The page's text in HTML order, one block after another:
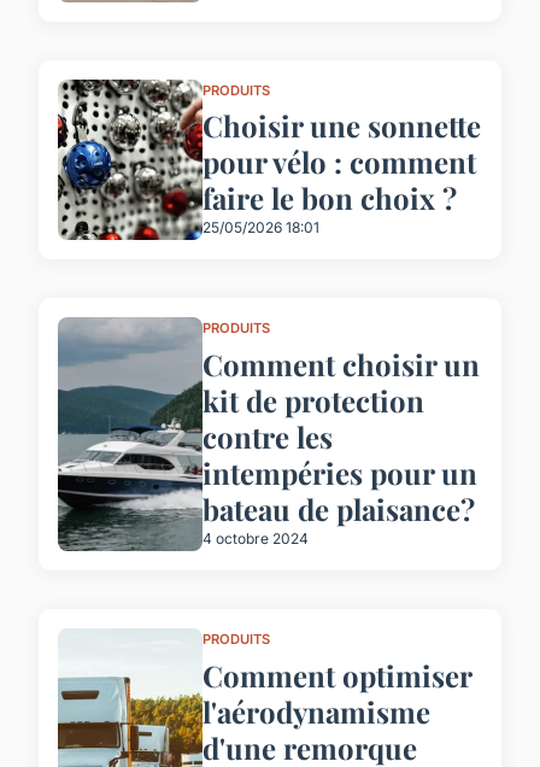
PRODUITS
Choisir une sonnette
pour vélo : comment
faire le bon choix ?
25/05/2026 18:01
PRODUITS
Comment choisir un
kit de protection
contre les
intempéries pour un
bateau de plaisance?
4 octobre 2024
PRODUITS
Comment optimiser
l'aérodynamisme
d'une remorque